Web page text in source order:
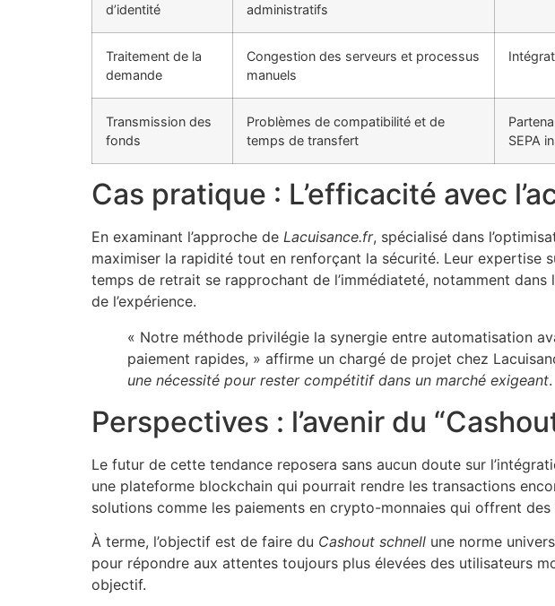
d’identité
administratifs
Traitement de la
demande
Congestion des serveurs et processus
manuels
Transmission des
fonds
Problèmes de compatibilité et de
temps de transfert
SEPA
Cas pratique : L’efficacité avec
En examinant l’approche de Lacuisance.fr, spécialisé dans
maximiser la rapidité tout en renforçant la sécurité. Leur expertise
temps de retrait se rapprochant de l’immédiateté, notamment
de l’expérience.
« Notre méthode privilégie la synergie entre automatisation
paiement rapides, » affirme un chargé de projet chez
une nécessité pour rester compétitif dans un marché exigeant.
Perspectives : l’avenir du
Le futur de cette tendance reposera sans aucun doute sur
une plateforme blockchain qui pourrait rendre les transactions
solutions comme les paiements en crypto-monnaies qui offrent
À terme, l’objectif est de faire du Cashout schnell une norme
pour répondre aux attentes toujours plus élevées des utilisateurs
objectif.